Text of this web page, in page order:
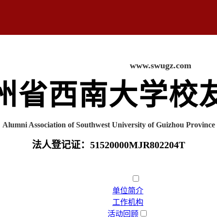
www.swugz.com
省西南大学校
Alumni Association of Southwest University of Guizhou Province
法人登记证：51520000MJR802204T
单位简介
工作机构
活动回顾